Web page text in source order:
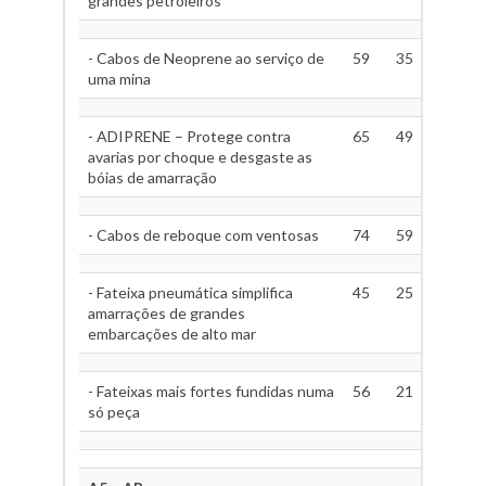
- Cabos de Neoprene ao serviço de
uma mina
59 35
- ADIPRENE – Protege contra
avarias por choque e desgaste as
bóias de amarração
65 49
- Cabos de reboque com ventosas 74 59
- Fateixa pneumática simplifica
amarrações de grandes
embarcações de alto mar
45 25
- Fateixas mais fortes fundidas numa
só peça
56 21